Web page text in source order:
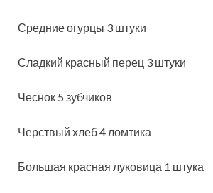
Средние огурцы 3 штуки
Сладкий красный перец 3 штуки
Чеснок 5 зубчиков
Черствый хлеб 4 ломтика
Большая красная луковица 1 штука